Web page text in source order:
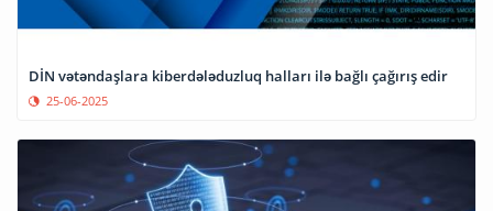
DİN vətəndaşlara kiberdələduzluq halları ilə bağlı çağırış edir
25-06-2025